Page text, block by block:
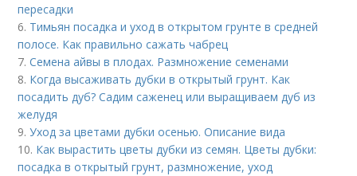
пересадки
6. Тимьян посадка и уход в открытом грунте в средней
полосе. Как правильно сажать чабрец
7.Семена айвы в плодах. Размножение семенами
8. Когда высаживать дубки в открытый грунт. Как
посадить дуб? Садим саженец или выращиваем дуб из
желудя
9.Уход за цветами дубки осенью. Описание вида
10. Как вырастить цветы дубки из семян. Цветы дубки:
посадка в открытый грунт, размножение, уход